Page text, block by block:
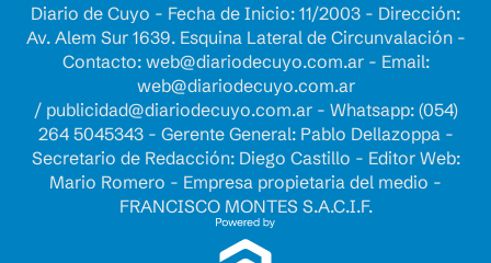
Diario de Cuyo - Fecha de Inicio: 11/2003 - Dirección:
Av. Alem Sur 1639. Esquina Lateral de Circunvalación -
Contacto: web@diariodecuyo.com.ar- Email:
web@diariodecuyo.com.ar
/ publicidad@diariodecuyo.com.ar- Whatsapp: (054)
264 5045343 - Gerente General: Pablo Dellazoppa -
Secretario de Redacción: Diego Castillo - Editor Web:
Mario Romero - Empresa propietaria del medio -
FRANCISCO MONTES S.A.C.I.F.